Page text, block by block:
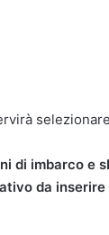
di imbarco e
da